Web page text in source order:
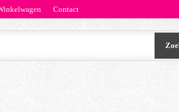
Contact